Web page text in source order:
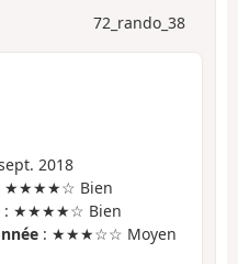
72_rando_38
2018
★★★★☆ Bien
: ★★★★☆ Bien
: ★★★☆☆ Moyen